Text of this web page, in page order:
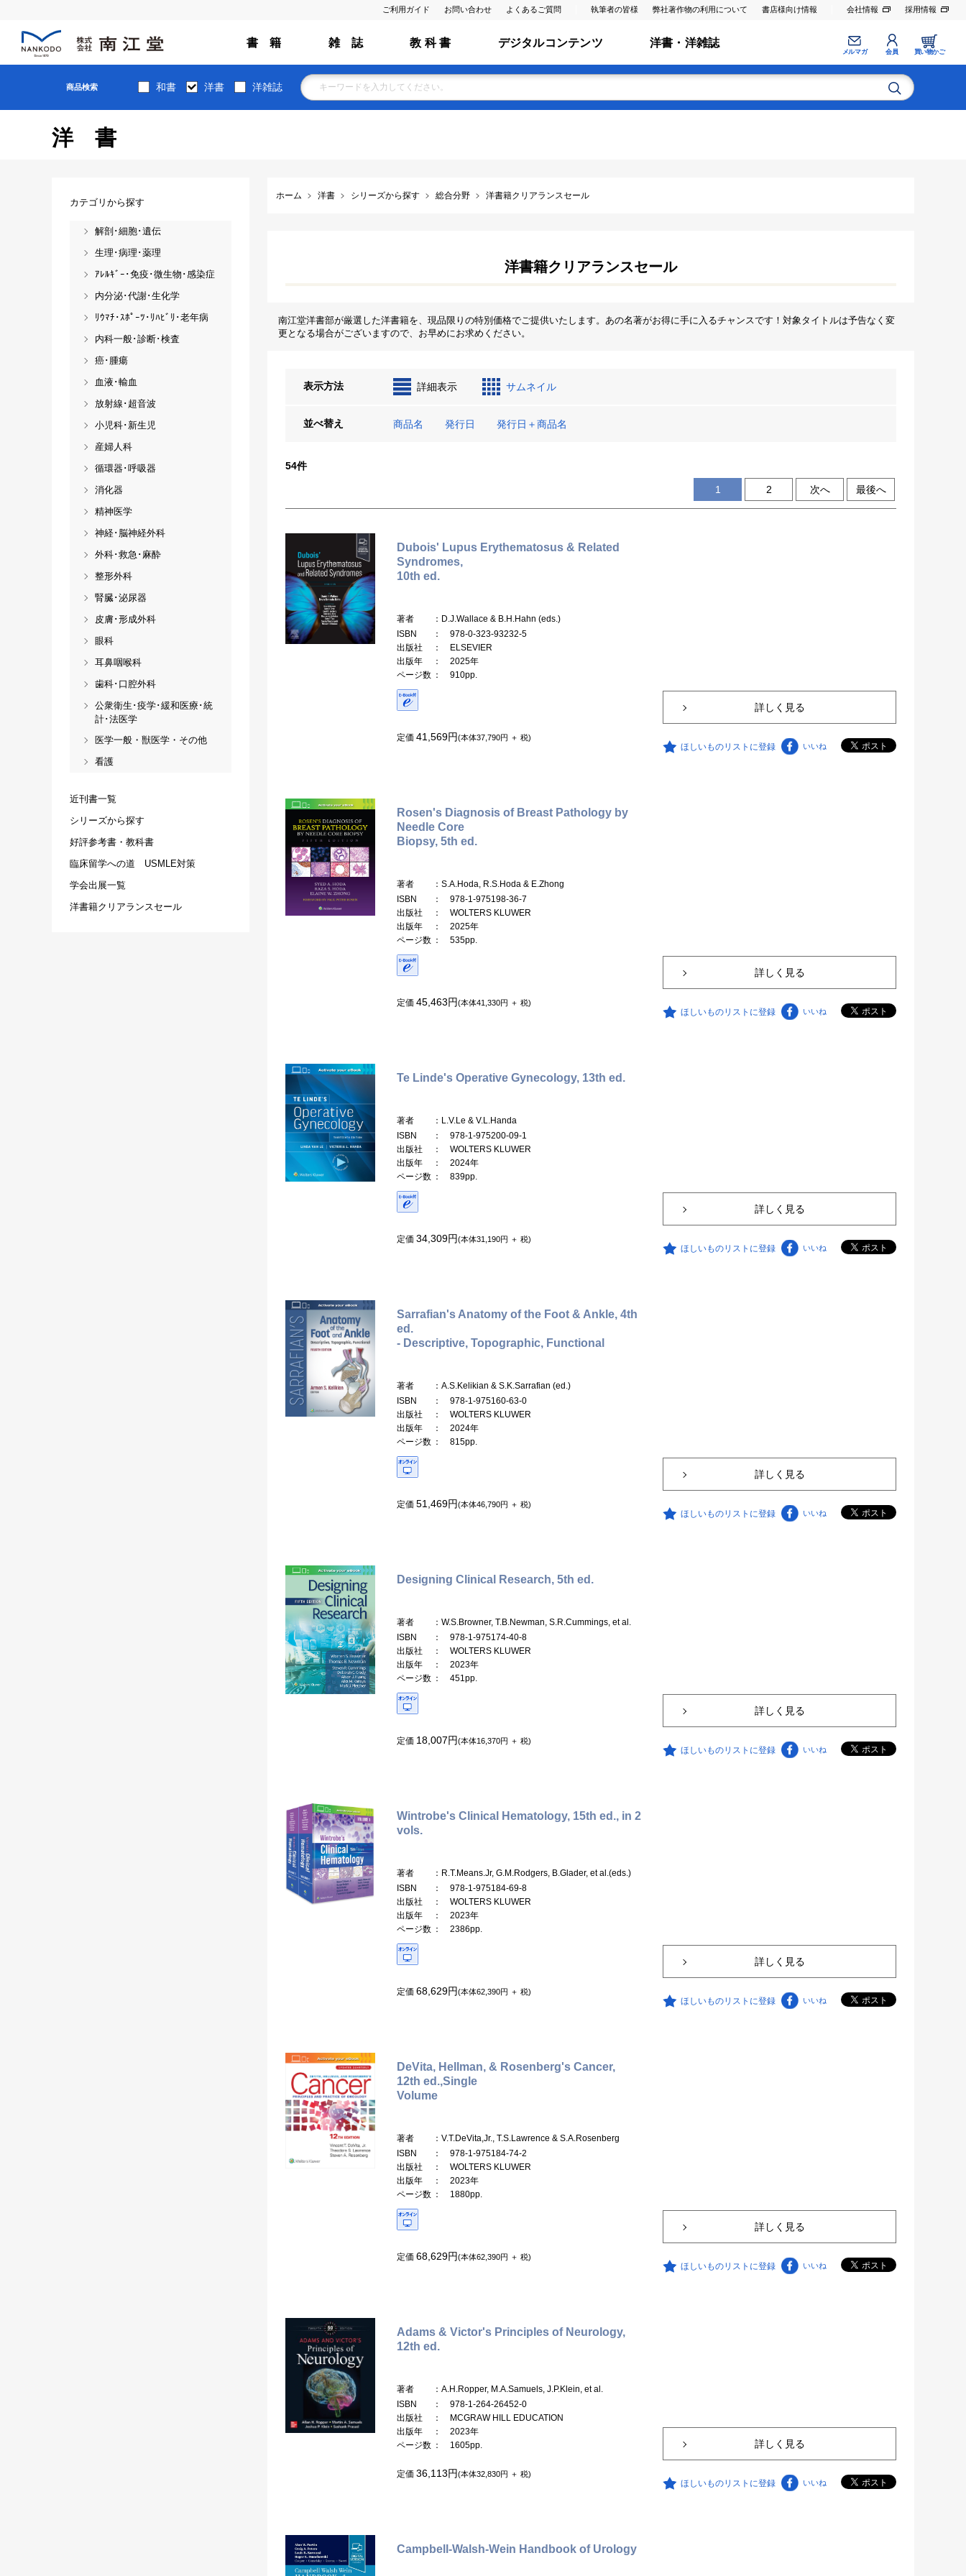
ご利用ガイド お問い合わせ よくあるご質問 執筆者の皆様 弊社著作物の利用について 書店様向け情報 会社情報 採用情報
書 籍 雑 誌 教 科 書 デジタルコンテンツ 洋書・洋雑誌
メルマガ 会員 買い物かご
商品検索 和書 洋書 洋雑誌
洋書
ホーム 洋書 シリーズから探す 総合分野 洋書籍クリアランスセール
洋書籍クリアランスセール
南江堂洋書部が厳選した洋書籍を、現品限りの特別価格でご提供いたします。あの名著がお得に手に入るチャンスです！対象タイトルは予告なく変
更となる場合がございますので、お早めにお求めください。
表示方法 詳細表示 サムネイル
並べ替え 商品名 発行日 発行日＋商品名
54件
1 2 次へ 最後へ
Dubois' Lupus Erythematosus & Related
Syndromes,
10th ed.
著者
：D.J.Wallace & B.H.Hahn (eds.)
ISBN
： 978-0-323-93232-5
出版社
： ELSEVIER
出版年
： 2025年
ページ数 ： 910pp.
定価 41,569円(本体37,790円 ＋ 税)
詳しく見る
ほしいものリストに登録 いいね
Rosen's Diagnosis of Breast Pathology by
Needle Core
Biopsy, 5th ed.
著者
：S.A.Hoda, R.S.Hoda & E.Zhong
ISBN
： 978-1-975198-36-7
出版社
： WOLTERS KLUWER
出版年
： 2025年
ページ数 ： 535pp.
定価 45,463円(本体41,330円 ＋ 税)
詳しく見る
ほしいものリストに登録 いいね
Te Linde's Operative Gynecology, 13th ed.
著者
：L.V.Le & V.L.Handa
ISBN
： 978-1-975200-09-1
出版社
： WOLTERS KLUWER
出版年
： 2024年
ページ数 ： 839pp.
定価 34,309円(本体31,190円 ＋ 税)
詳しく見る
ほしいものリストに登録 いいね
Sarrafian's Anatomy of the Foot & Ankle, 4th
ed.
- Descriptive, Topographic, Functional
著者
：A.S.Kelikian & S.K.Sarrafian (ed.)
ISBN
： 978-1-975160-63-0
出版社
： WOLTERS KLUWER
出版年
： 2024年
ページ数 ： 815pp.
定価 51,469円(本体46,790円 ＋ 税)
詳しく見る
ほしいものリストに登録 いいね
Designing Clinical Research, 5th ed.
著者
：W.S.Browner, T.B.Newman, S.R.Cummings, et al.
ISBN
： 978-1-975174-40-8
出版社
： WOLTERS KLUWER
出版年
： 2023年
ページ数 ： 451pp.
定価 18,007円(本体16,370円 ＋ 税)
詳しく見る
ほしいものリストに登録 いいね
Wintrobe's Clinical Hematology, 15th ed., in 2
vols.
著者
：R.T.Means.Jr, G.M.Rodgers, B.Glader, et al.(eds.)
ISBN
： 978-1-975184-69-8
出版社
： WOLTERS KLUWER
出版年
： 2023年
ページ数 ： 2386pp.
定価 68,629円(本体62,390円 ＋ 税)
詳しく見る
ほしいものリストに登録 いいね
DeVita, Hellman, & Rosenberg's Cancer,
12th ed.,Single
Volume
著者
：V.T.DeVita,Jr., T.S.Lawrence & S.A.Rosenberg
ISBN
： 978-1-975184-74-2
出版社
： WOLTERS KLUWER
出版年
： 2023年
ページ数 ： 1880pp.
定価 68,629円(本体62,390円 ＋ 税)
詳しく見る
ほしいものリストに登録 いいね
Adams & Victor's Principles of Neurology,
12th ed.
著者
：A.H.Ropper, M.A.Samuels, J.P.Klein, et al.
ISBN
： 978-1-264-26452-0
出版社
： MCGRAW HILL EDUCATION
出版年
： 2023年
ページ数 ： 1605pp.
定価 36,113円(本体32,830円 ＋ 税)
詳しく見る
ほしいものリストに登録 いいね
Campbell-Walsh-Wein Handbook of Urology
カテゴリから探す
解剖･細胞･遺伝
生理･病理･薬理
ｱﾚﾙｷﾞｰ･免疫･微生物･感染症
内分泌･代謝･生化学
ﾘｳﾏﾁ･ｽﾎﾟｰﾂ･ﾘﾊﾋﾞﾘ･老年病
内科一般･診断･検査
癌･腫瘍
血液･輸血
放射線･超音波
小児科･新生児
産婦人科
循環器･呼吸器
消化器
精神医学
神経･脳神経外科
外科･救急･麻酔
整形外科
腎臓･泌尿器
皮膚･形成外科
眼科
耳鼻咽喉科
歯科･口腔外科
公衆衛生･疫学･緩和医療･統
計･法医学
医学一般・獣医学・その他
看護
近刊書一覧
シリーズから探す
好評参考書・教科書
臨床留学への道 USMLE対策
学会出展一覧
洋書籍クリアランスセール